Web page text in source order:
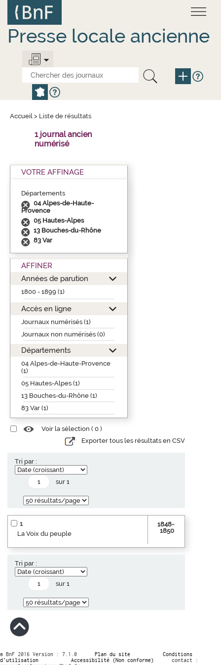
contenu
principal
Presse locale ancienne
Accueil > Liste de résultats
1 journal ancien
numérisé
VOTRE AFFINAGE
Départements
04 Alpes-de-Haute-
Provence
05 Hautes-Alpes
13 Bouches-du-Rhône
83 Var
AFFINER
Années de parution
1800 - 1899 (1)
Accès en ligne
Journaux numérisés (1)
Journaux non numérisés (0)
Départements
04 Alpes-de-Haute-Provence
(1)
05 Hautes-Alpes (1)
13 Bouches-du-Rhône (1)
83 Var (1)
Voir la sélection ( 0 )
Exporter tous les résultats en CSV
Tri par :
sur 1
1
La Voix du peuple
1848-
1850
Tri par :
sur 1
© BnF 2016 Version : 7.1.0 Plan du site
Conditions
d’utilisation
Accessibilité (Non conforme)
contact :
Panneau de gestion des cookies